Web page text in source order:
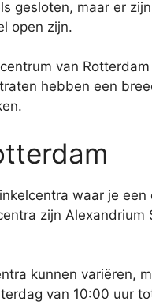
gesloten, maar er
open zijn.
van
hebben een
waar je
zijn Alexandrium
kunnen variëren,
van 10:00 uur